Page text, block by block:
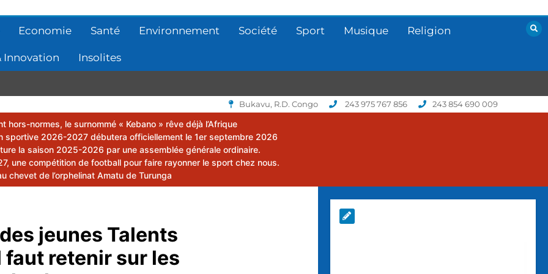
Economie Santé Environnement Société Sport Musique Religion
Innovation Insolites
Bukavu, R.D. Congo 243 975 767 856 243 854 690 009
hors-normes, le surnommé « Kebano » rêve déjà l’Afrique
sportive 2026-2027 débutera officiellement le 1er septembre 2026
la saison 2025-2026 par une assemblée générale ordinaire.
une compétition de football pour faire rayonner le sport chez nous.
chevet de l’orphelinat Amatu de Turunga
jeunes Talents
faut retenir sur les